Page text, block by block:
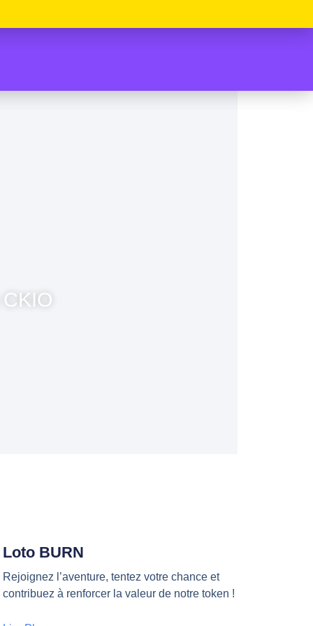
Loto BURN
Rejoignez l’aventure, tentez votre chance et
contribuez à renforcer la valeur de notre token !